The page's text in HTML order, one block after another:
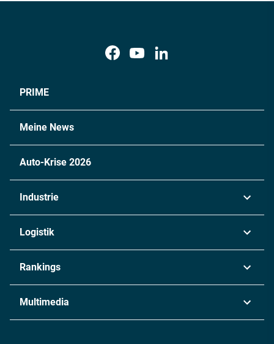
PRIME
Meine News
Auto-Krise 2026
Industrie
Chemie
Metall
Energie
Logistik
Rankings
Multimedia